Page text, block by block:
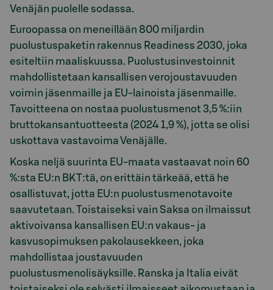
Venäjän puolelle sodassa.
Euroopassa on meneillään 800 miljardin
puolustuspaketin rakennus Readiness 2030, joka
esiteltiin maaliskuussa. Puolustusinvestoinnit
mahdollistetaan kansallisen verojoustavuuden
voimin jäsenmaille ja EU-lainoista jäsenmaille.
Tavoitteena on nostaa puolustusmenot 3,5 %:iin
bruttokansantuotteesta (2024 1,9 %), jotta se olisi
uskottava vastavoima Venäjälle.
Koska neljä suurinta EU-maata vastaavat noin 60
%:sta EU:n BKT:tä, on erittäin tärkeää, että he
osallistuvat, jotta EU:n puolustusmenotavoite
saavutetaan. Toistaiseksi vain Saksa on ilmaissut
aktivoivansa kansallisen EU:n vakaus- ja
kasvusopimuksen pakolausekkeen, joka
mahdollistaa joustavuuden
puolustusmenolisäyksille. Ranska ja Italia eivät